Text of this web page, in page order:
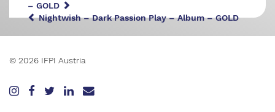
– GOLD
Nightwish – Dark Passion Play – Album – GOLD
© 2026 IFPI Austria